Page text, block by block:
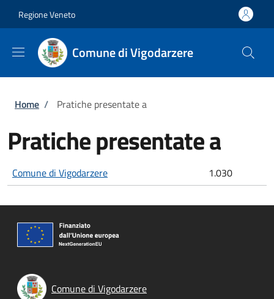
Regione Veneto
Comune di Vigodarzere
Briciole di pane
Home / Pratiche presentate a
Pratiche presentate a
Comune di Vigodarzere 1.030
Comune di Vigodarzere